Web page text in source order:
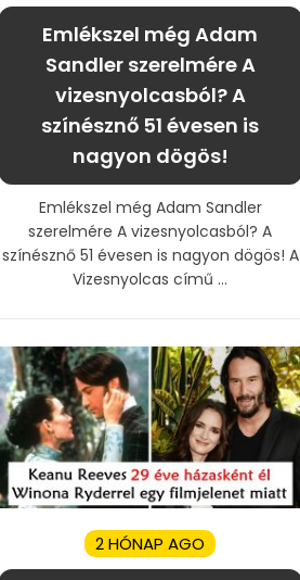
Emlékszel még Adam
Sandler szerelmére A
vizesnyolcasból? A
színésznő 51 évesen is
nagyon dögös!
Emlékszel még Adam Sandler
szerelmére A vizesnyolcasból? A
színésznő 51 évesen is nagyon dögös! A
Vizesnyolcas című ...
2 HÓNAP AGO